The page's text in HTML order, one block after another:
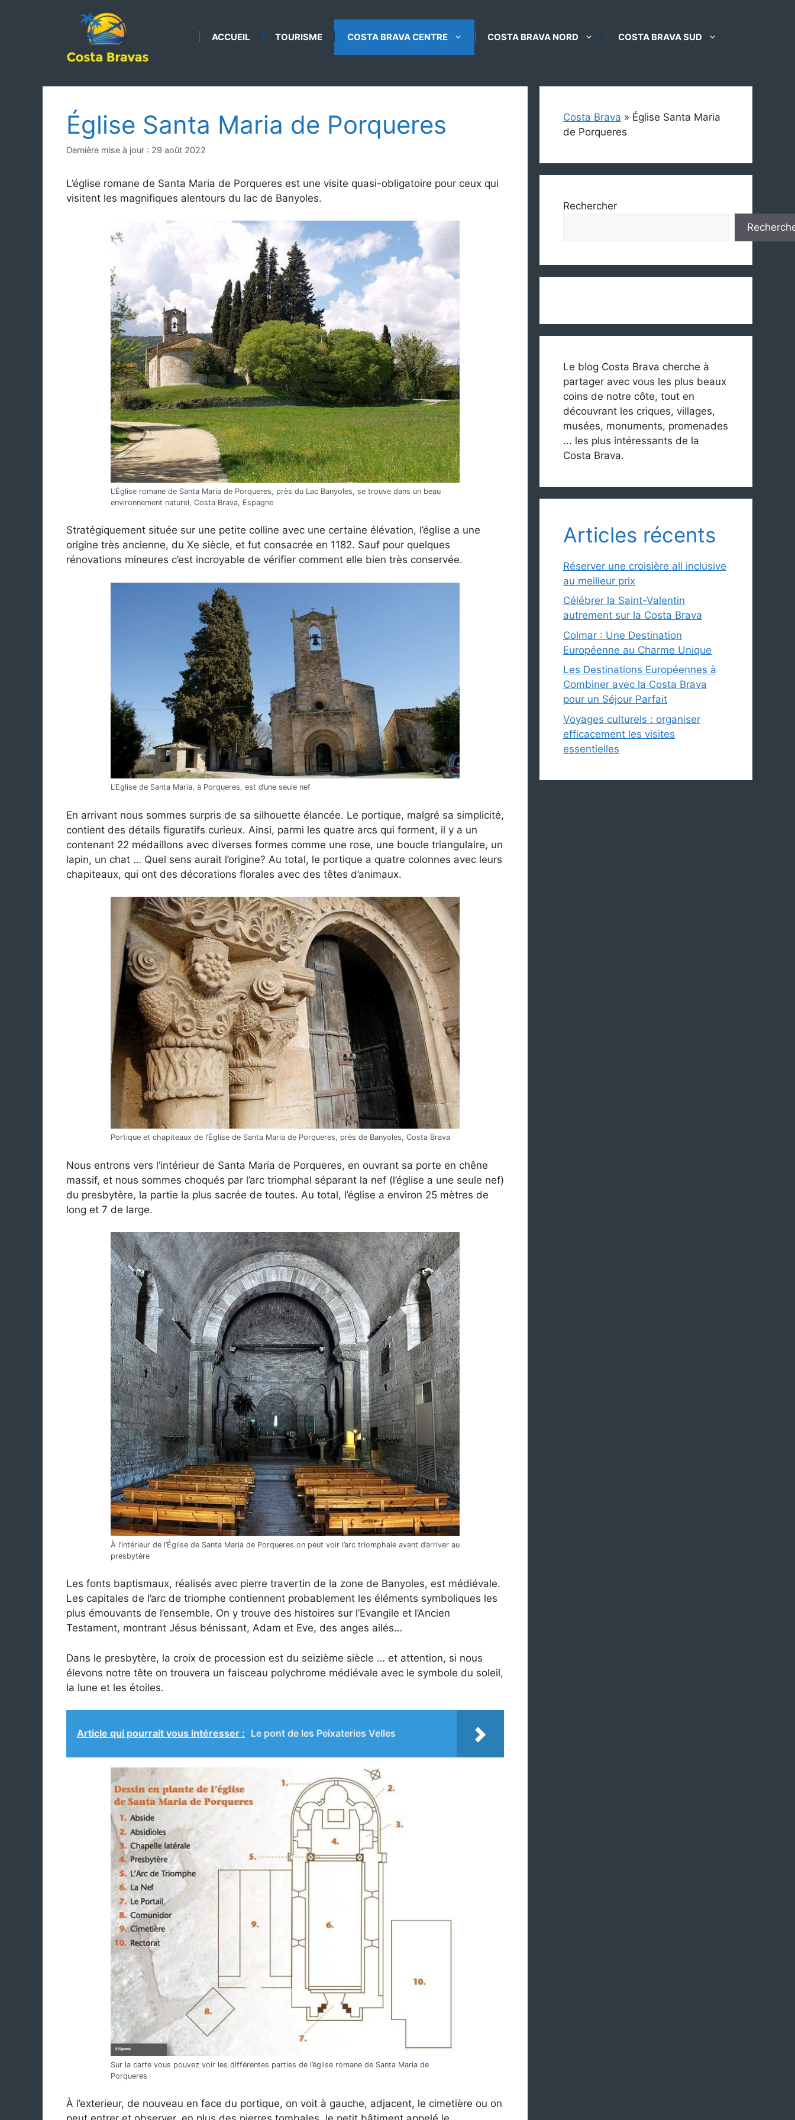
ACCUEIL TOURISME COSTA BRAVA CENTRE COSTA BRAVA NORD COSTA BRAVA SUD
Église Santa Maria de Porqueres
Dernière mise à jour : 29 août 2022
L’église romane de Santa Maria de Porqueres est une visite quasi-obligatoire pour ceux qui
visitent les magnifiques alentours du lac de Banyoles.
L’Église romane de Santa Maria de Porqueres, près du Lac Banyoles, se trouve dans un beau
environnement naturel, Costa Brava, Espagne
Stratégiquement située sur une petite colline avec une certaine élévation, l’église a une
origine très ancienne, du Xe siècle, et fut consacrée en 1182. Sauf pour quelques
rénovations mineures c’est incroyable de vérifier comment elle bien très conservée.
L’Eglise de Santa Maria, à Porqueres, est d’une seule nef
En arrivant nous sommes surpris de sa silhouette élancée. Le portique, malgré sa simplicité,
contient des détails figuratifs curieux. Ainsi, parmi les quatre arcs qui forment, il y a un
contenant 22 médaillons avec diverses formes comme une rose, une boucle triangulaire, un
lapin, un chat … Quel sens aurait l’origine? Au total, le portique a quatre colonnes avec leurs
chapiteaux, qui ont des décorations florales avec des têtes d’animaux.
Portique et chapiteaux de l’Église de Santa Maria de Porqueres, près de Banyoles, Costa Brava
Nous entrons vers l’intérieur de Santa Maria de Porqueres, en ouvrant sa porte en chêne
massif, et nous sommes choqués par l’arc triomphal séparant la nef (l’église a une seule nef)
du presbytère, la partie la plus sacrée de toutes. Au total, l’église a environ 25 mètres de
long et 7 de large.
À l’intérieur de l’Église de Santa Maria de Porqueres on peut voir l’arc triomphale avant d’arriver au
presbytère
Les fonts baptismaux, réalisés avec pierre travertin de la zone de Banyoles, est médiévale.
Les capitales de l’arc de triomphe contiennent probablement les éléments symboliques les
plus émouvants de l’ensemble. On y trouve des histoires sur l’Evangile et l’Ancien
Testament, montrant Jésus bénissant, Adam et Eve, des anges ailés…
Dans le presbytère, la croix de procession est du seizième siècle … et attention, si nous
élevons notre tête on trouvera un faisceau polychrome médiévale avec le symbole du soleil,
la lune et les étoiles.
Article qui pourrait vous intéresser : Le pont de les Peixateries Velles
Sur la carte vous pouvez voir les différentes parties de l’église romane de Santa Maria de
Porqueres
À l’exterieur, de nouveau en face du portique, on voit à gauche, adjacent, le cimetière ou on
Costa Brava » Église Santa Maria
de Porqueres
Rechercher
Le blog Costa Brava cherche à
partager avec vous les plus beaux
coins de notre côte, tout en
découvrant les criques, villages,
musées, monuments, promenades
... les plus intéressants de la
Costa Brava.
Articles récents
Réserver une croisière all inclusive
au meilleur prix
Célébrer la Saint-Valentin
autrement sur la Costa Brava
Colmar : Une Destination
Européenne au Charme Unique
Les Destinations Européennes à
Combiner avec la Costa Brava
pour un Séjour Parfait
Voyages culturels : organiser
efficacement les visites
essentielles